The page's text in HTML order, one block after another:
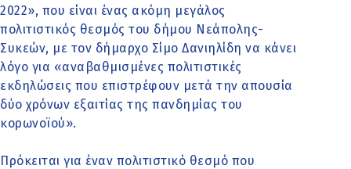
2022», που είναι ένας ακόμη μεγάλος
πολιτιστικός θεσμός του δήμου Νεάπολης-
Συκεών, με τον δήμαρχο Σίμο Δανιηλίδη να κάνει
λόγο για «αναβαθμισμένες πολιτιστικές
εκδηλώσεις που επιστρέφουν μετά την απουσία
δύο χρόνων εξαιτίας της πανδημίας του
κορωνοϊού».
Πρόκειται για έναν πολιτιστικό θεσμό που